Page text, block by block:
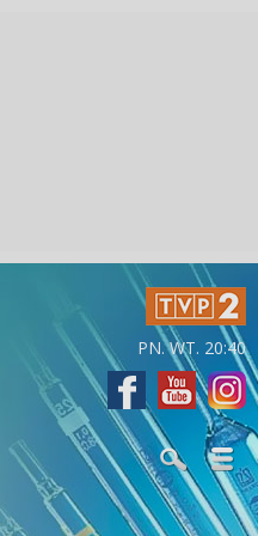
PN. WT. 20:40